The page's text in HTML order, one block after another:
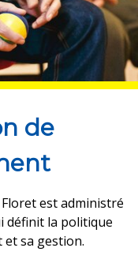
de
Floret est administré
définit la politique
et sa gestion.